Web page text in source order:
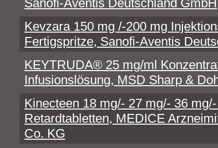
Sanofi-Aventis Deutschland GmbH
Kevzara 150 mg /-200 mg
Fertigspritze, Sanofi-Aventis
KEYTRUDA® 25 mg/ml
Infusionslösung, MSD Sharp &
Kinecteen 18 mg/- 27 mg/- 36
Retardtabletten, MEDICE
Co. KG